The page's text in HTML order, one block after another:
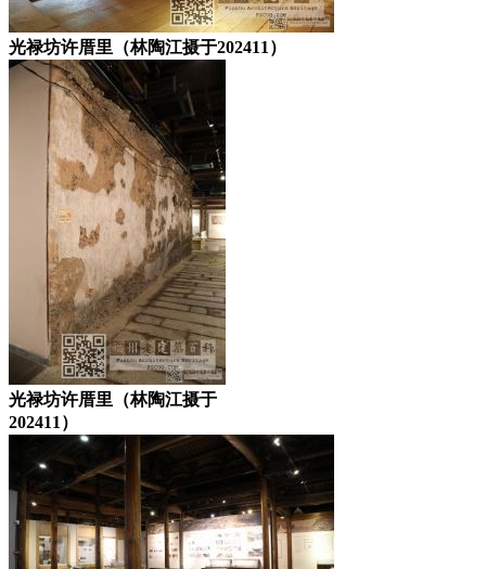
光禄坊许厝里（林陶江摄于202411）
光禄坊许厝里（林陶江摄于
202411）